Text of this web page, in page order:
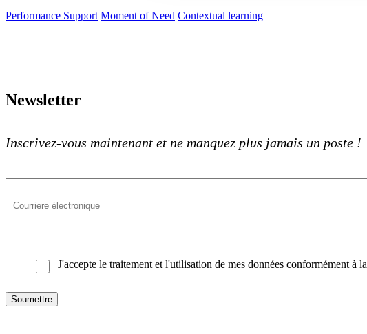
Performance Support Moment of Need Contextual learning
Newsletter
Inscrivez-vous maintenant et ne manquez plus jamais un poste !
J'accepte le traitement et l'utilisation de mes données conformément à la